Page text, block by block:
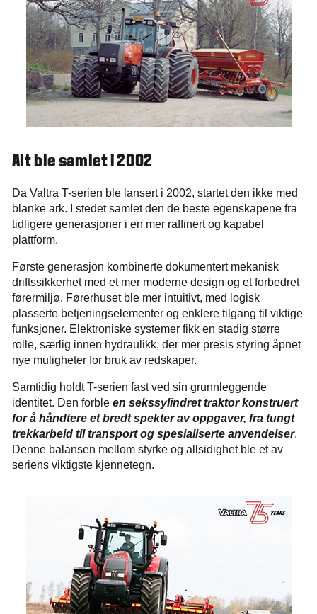
Alt ble samlet i 2002
Da Valtra T-serien ble lansert i 2002, startet den ikke med
blanke ark. I stedet samlet den de beste egenskapene fra
tidligere generasjoner i en mer raffinert og kapabel
plattform.
Første generasjon kombinerte dokumentert mekanisk
driftssikkerhet med et mer moderne design og et forbedret
førermiljø. Førerhuset ble mer intuitivt, med logisk
plasserte betjeningselementer og enklere tilgang til viktige
funksjoner. Elektroniske systemer fikk en stadig større
rolle, særlig innen hydraulikk, der mer presis styring åpnet
nye muligheter for bruk av redskaper.
Samtidig holdt T-serien fast ved sin grunnleggende
identitet. Den forble en sekssylindret traktor konstruert
for å håndtere et bredt spekter av oppgaver, fra tungt
trekkarbeid til transport og spesialiserte anvendelser.
Denne balansen mellom styrke og allsidighet ble et av
seriens viktigste kjennetegn.